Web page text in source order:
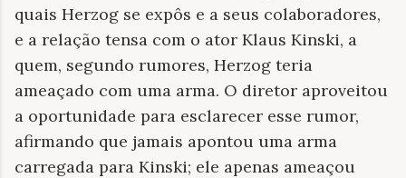
quais Herzog se expôs e a seus colaboradores,
e a relação tensa com o ator Klaus Kinski, a
quem, segundo rumores, Herzog teria
ameaçado com uma arma. O diretor aproveitou
a oportunidade para esclarecer esse rumor,
afirmando que jamais apontou uma arma
carregada para Kinski; ele apenas ameaçou